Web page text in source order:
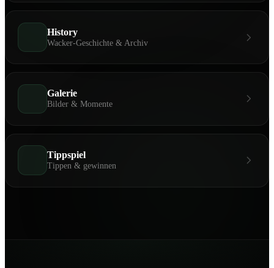
History
Wacker-Geschichte & Archiv
Galerie
Bilder & Momente
Tippspiel
Tippen & gewinnen